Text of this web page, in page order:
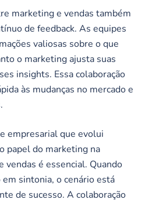
marketing e vendas também
de feedback. As equipes
valiosas sobre o que
o marketing ajusta suas
insights. Essa colaboração
às mudanças no mercado e
empresarial que evolui
papel do marketing na
vendas é essencial. Quando
sintonia, o cenário está
de sucesso. A colaboração